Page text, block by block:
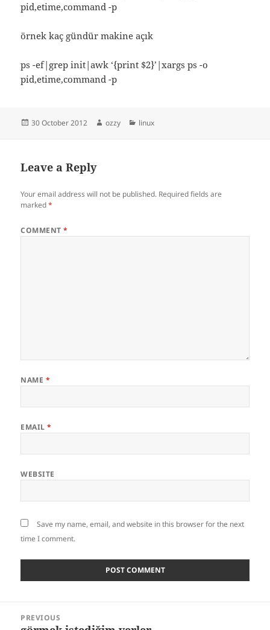
pid,etime,command -p
örnek kaç gündür makine açık
ps -ef|grep init|awk ‘{print $2}’|xargs ps -o
pid,etime,command -p
Posted
30 October 2012 Author
ozzy Categories
linux
Leave a Reply
Your email address will not be published. Required fields are
marked*
COMMENT*
NAME *
EMAIL*
WEBSITE
Save my name, email, and website in this browser for the next
time I comment.
navigation
PREVIOUS